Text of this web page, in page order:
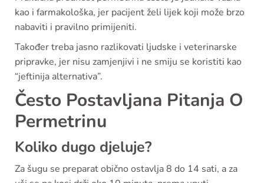
kao i farmakološka, jer pacijent želi lijek koji može brzo
nabaviti i pravilno primijeniti.
Također treba jasno razlikovati ljudske i veterinarske
pripravke, jer nisu zamjenjivi i ne smiju se koristiti kao
“jeftinija alternativa”.
Često Postavljana Pitanja O
Permetrinu
Koliko dugo djeluje?
Za šugu se preparat obično ostavlja 8 do 14 sati, a za